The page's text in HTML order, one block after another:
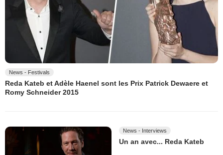
News - Festivals
Reda Kateb et Adèle Haenel sont les Prix Patrick Dewaere et
Romy Schneider 2015
News - Interviews
Un an avec... Reda Kateb